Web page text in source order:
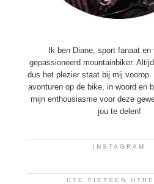
Ik ben Diane, sport fanaat en
gepassioneerd mountainbiker.
dus het plezier staat bij mij
avonturen op de bike, in woord en
mijn enthousiasme voor deze
jou te delen!
INSTAGRAM
CTC FIETSEN